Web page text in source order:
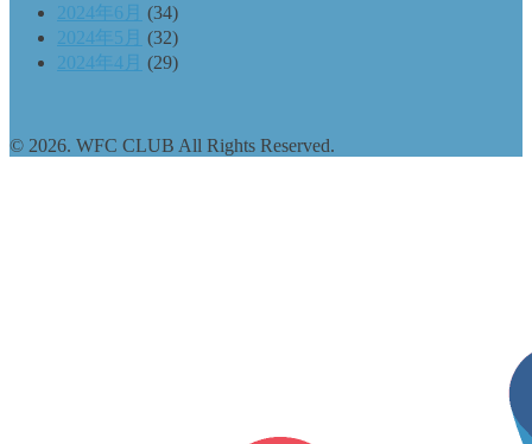
2024年6月 (34)
2024年5月 (32)
2024年4月 (29)
© 2026. WFC CLUB All Rights Reserved.